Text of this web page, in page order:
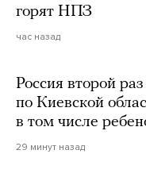
горят НПЗ
час назад
Россия второй
по Киевской
в том числе
29 минут назад